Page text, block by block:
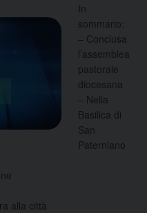
In
sommario:
– Conclusa
l’assemblea
pastorale
diocesana
– Nella
Basilica di
San
Paterniano
alla città